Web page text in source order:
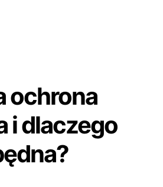
ochrona
i dlaczego